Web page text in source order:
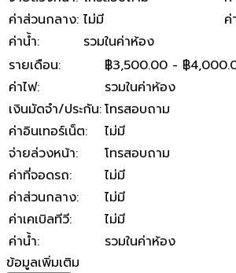
ค่าส่วนกลาง: ไม่มี ค่
ค่าน้ำ:
รวมในค่าห้อง
รายเดือน:
฿3,500.00 - ฿
ค่าไฟ:
รวมในค่าห้อง
เงินมัดจำ/ประกัน:โทรสอบถาม
ค่าอินเทอร์เน็ต:
ไม่มี
จ่ายล่วงหน้า:
โทรสอบถาม
ค่าที่จอดรถ:
ไม่มี
ค่าส่วนกลาง:
ไม่มี
ค่าเคเบิลทีวี:
ไม่มี
ค่าน้ำ:
รวมในค่าห้อง
ข้อมูลเพิ่มเติม